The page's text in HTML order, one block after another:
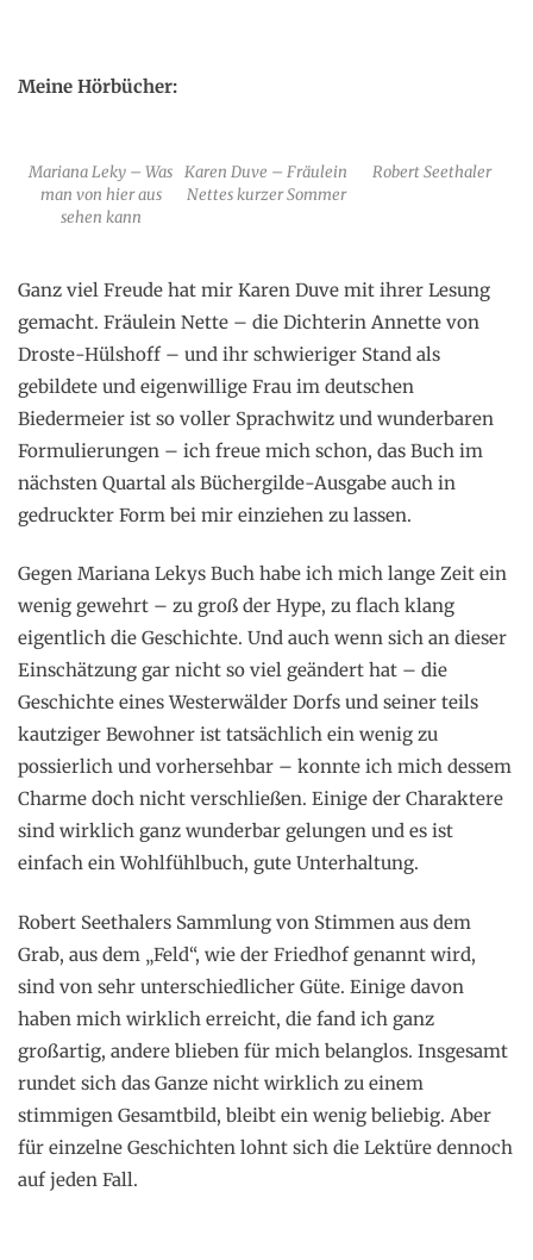
Meine Hörbücher:
Mariana Leky – Was
man von hier aus
sehen kann
Karen Duve – Fräulein
Nettes kurzer Sommer
Robert Seethaler
Ganz viel Freude hat mir Karen Duve mit ihrer Lesung
gemacht. Fräulein Nette – die Dichterin Annette von
Droste-Hülshoff – und ihr schwieriger Stand als
gebildete und eigenwillige Frau im deutschen
Biedermeier ist so voller Sprachwitz und wunderbaren
Formulierungen – ich freue mich schon, das Buch im
nächsten Quartal als Büchergilde-Ausgabe auch in
gedruckter Form bei mir einziehen zu lassen.
Gegen Mariana Lekys Buch habe ich mich lange Zeit ein
wenig gewehrt – zu groß der Hype, zu flach klang
eigentlich die Geschichte. Und auch wenn sich an dieser
Einschätzung gar nicht so viel geändert hat – die
Geschichte eines Westerwälder Dorfs und seiner teils
kautziger Bewohner ist tatsächlich ein wenig zu
possierlich und vorhersehbar – konnte ich mich dessem
Charme doch nicht verschließen. Einige der Charaktere
sind wirklich ganz wunderbar gelungen und es ist
einfach ein Wohlfühlbuch, gute Unterhaltung.
Robert Seethalers Sammlung von Stimmen aus dem
Grab, aus dem „Feld“, wie der Friedhof genannt wird,
sind von sehr unterschiedlicher Güte. Einige davon
haben mich wirklich erreicht, die fand ich ganz
großartig, andere blieben für mich belanglos. Insgesamt
rundet sich das Ganze nicht wirklich zu einem
stimmigen Gesamtbild, bleibt ein wenig beliebig. Aber
für einzelne Geschichten lohnt sich die Lektüre dennoch
auf jeden Fall.